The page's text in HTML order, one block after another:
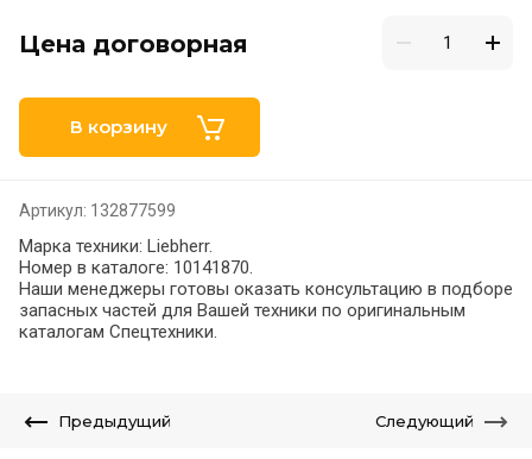
Цена договорная
В корзину
Артикул: 132877599
Марка техники: Liebherr.
Номер в каталоге: 10141870.
Наши менеджеры готовы оказать консультацию в подборе
запасных частей для Вашей техники по оригинальным
каталогам Спецтехники.
Предыдущий Следующий